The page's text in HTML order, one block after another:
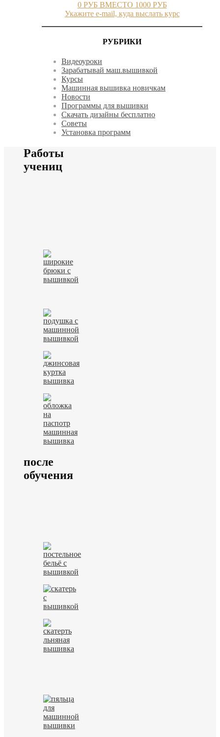
0 РУБ ВМЕСТО 1000 РУБ
Укажите e-mail, куда выслать курс
РУБРИКИ
Видеоуроки
Зарабатывай маш.вышивкой
Курсы
Машинная вышивка новичкам
Новости
Программы для вышивки
Скачать дизайны бесплатно
Советы
Установка программ
Работы
учениц
после
обучения